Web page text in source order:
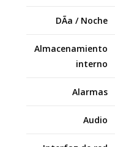
DÃ­a / Noche
Almacenamiento
interno
Alarmas
Audio